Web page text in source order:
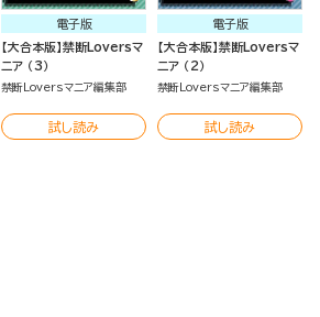
電子版
【大合本版】禁断Loversマ
ニア （3）
禁断Loversマニア編集部
試し読み
電子版
【大合本版】禁断Loversマ
ニア （2）
禁断Loversマニア編集部
試し読み